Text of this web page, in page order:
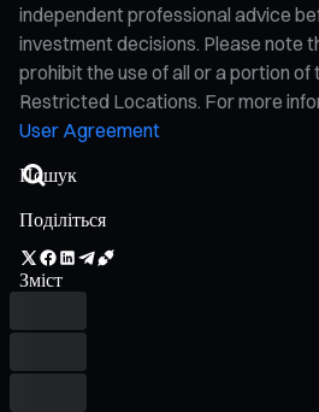
independent professional advice
investment decisions. Please note
prohibit the use of all or a portion
Restricted Locations. For more
User Agreement
Поділіться
Зміст